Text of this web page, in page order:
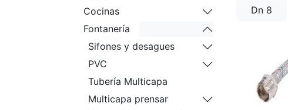
Cocinas
Fontanería
Sifones y desagues
PVC
Tubería Multicapa
Multicapa prensar
Dn 8